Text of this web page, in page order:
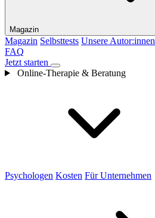
Magazin
Magazin Selbsttests Unsere Autor:innen
FAQ
Jetzt starten
Online-Therapie & Beratung
Psychologen Kosten Für Unternehmen